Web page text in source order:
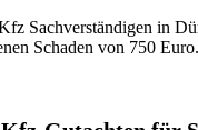
Sachverständigen in
Schaden von 750 Euro.